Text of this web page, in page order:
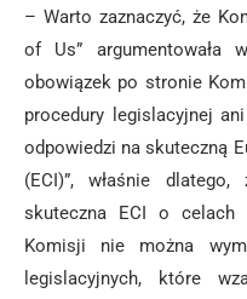
– Warto zaznaczyć, że
of Us” argumentowała
obowiązek po stronie
procedury legislacyjnej
odpowiedzi na skuteczną
(ECI)”, właśnie
skuteczna ECI o celach
Komisji nie można
legislacyjnych, które